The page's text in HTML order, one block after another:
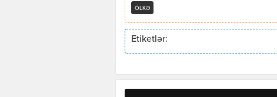
ÖLKƏ
Etiketlər: